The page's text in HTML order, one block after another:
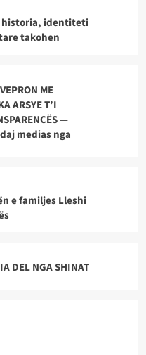
historia, identiteti
takohen
ME
ARSYE T’I
—
medias nga
e familjes Lleshi
DEL NGA SHINAT